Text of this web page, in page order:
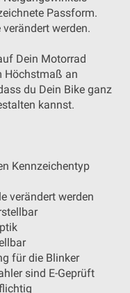
Passform.
werden.
Dein Motorrad
Höchstmaß an
du Dein Bike ganz
kannst.
Kennzeichentyp
verändert werden
für die Blinker
sind E-Geprüft